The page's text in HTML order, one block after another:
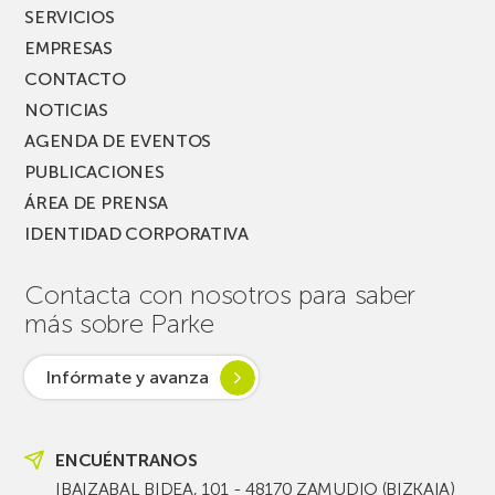
SERVICIOS
EMPRESAS
CONTACTO
NOTICIAS
AGENDA DE EVENTOS
PUBLICACIONES
ÁREA DE PRENSA
IDENTIDAD CORPORATIVA
Contacta con nosotros para saber
más sobre Parke
Infórmate y avanza
ENCUÉNTRANOS
IBAIZABAL BIDEA, 101 - 48170 ZAMUDIO (BIZKAIA)